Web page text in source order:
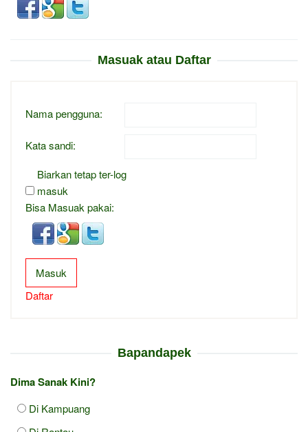
Masuak atau Daftar
Nama pengguna:
Kata sandi:
Biarkan tetap ter-log
masuk
Bisa Masuak pakai:
Masuk
Daftar
Bapandapek
Dima Sanak Kini?
Di Kampuang